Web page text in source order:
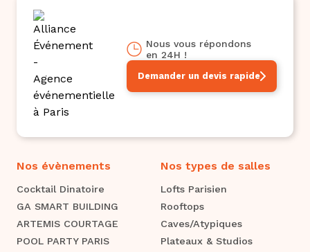
Demander un devis rapide
Nous vous répondons
en 24H !
Nos évènements
Cocktail Dinatoire
GA SMART BUILDING
ARTEMIS COURTAGE
POOL PARTY PARIS
Nos types de salles
Lofts Parisien
Rooftops
Caves/Atypiques
Plateaux & Studios